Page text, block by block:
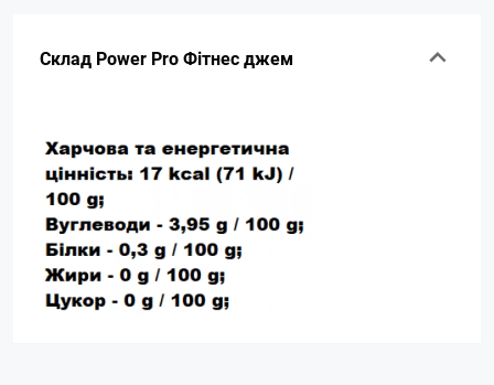
Склад Power Pro Фітнес джем